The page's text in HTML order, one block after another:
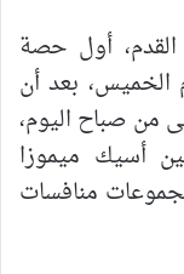
أول حصة
الخميس، بعد أن
من صباح اليوم،
أسيك ميموزا
منافسات